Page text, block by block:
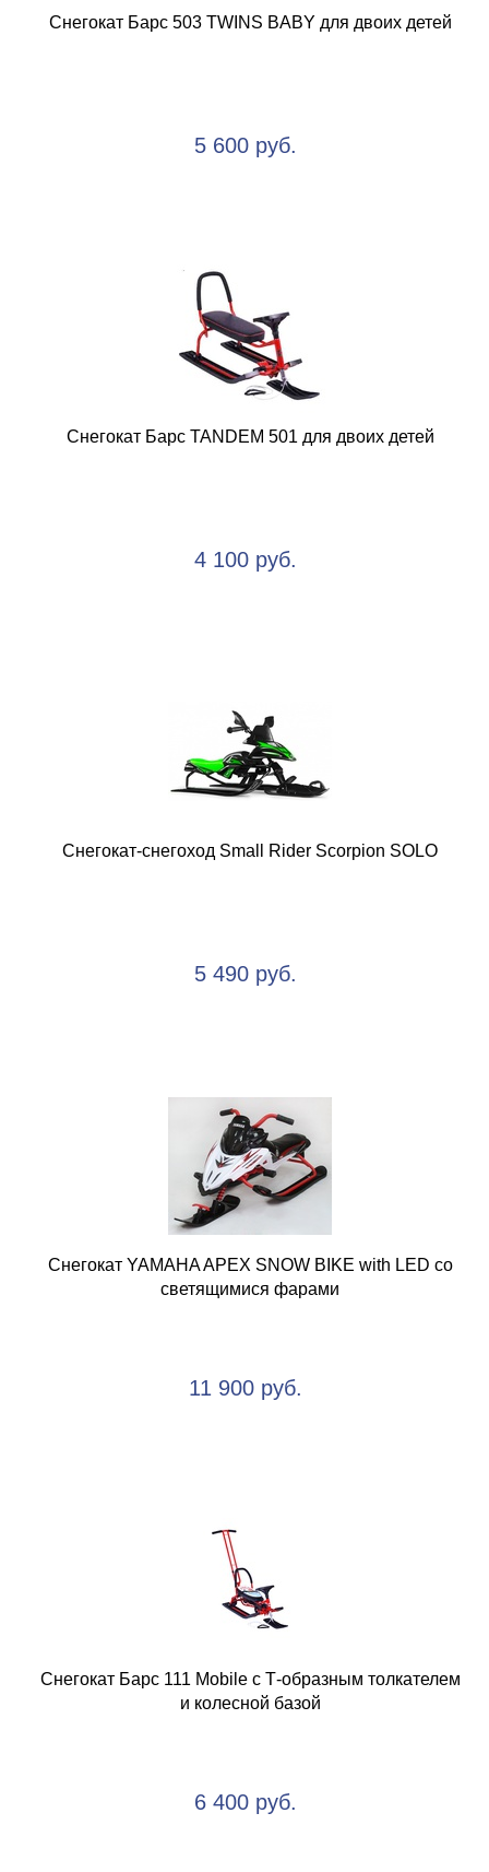
Снегокат Барс 503 TWINS BABY для двоих детей
5 600 руб.
Снегокат Барс TANDEM 501 для двоих детей
4 100 руб.
Снегокат-снегоход Small Rider Scorpion SOLO
5 490 руб.
Снегокат YAMAHA APEX SNOW BIKE with LED со
светящимися фарами
11 900 руб.
Снегокат Барс 111 Mobile с Т-образным толкателем
и колесной базой
6 400 руб.